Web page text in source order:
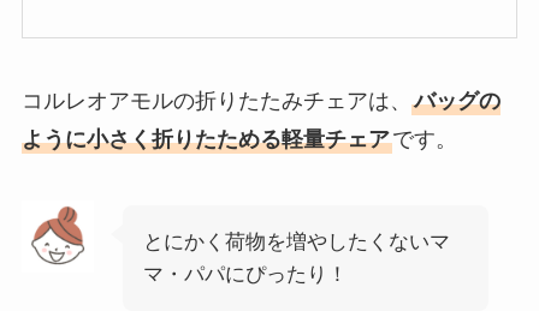
コルレオアモルの折りたたみチェアは、 バッグの
ように小さく折りたためる軽量チェアです。
とにかく荷物を増やしたくないマ
マ・パパにぴったり！